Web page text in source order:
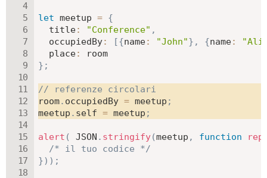
let meetup = {
title: "Conference" ,
occupiedBy: [{name: "John"} , {name:
place:
} ;
// referenze circolari
room. occupiedBy = meetup ;
meetup . self = meetup ;
alert ( JSON . stringify(meetup , function
/* il tuo codice */
}) ) ;